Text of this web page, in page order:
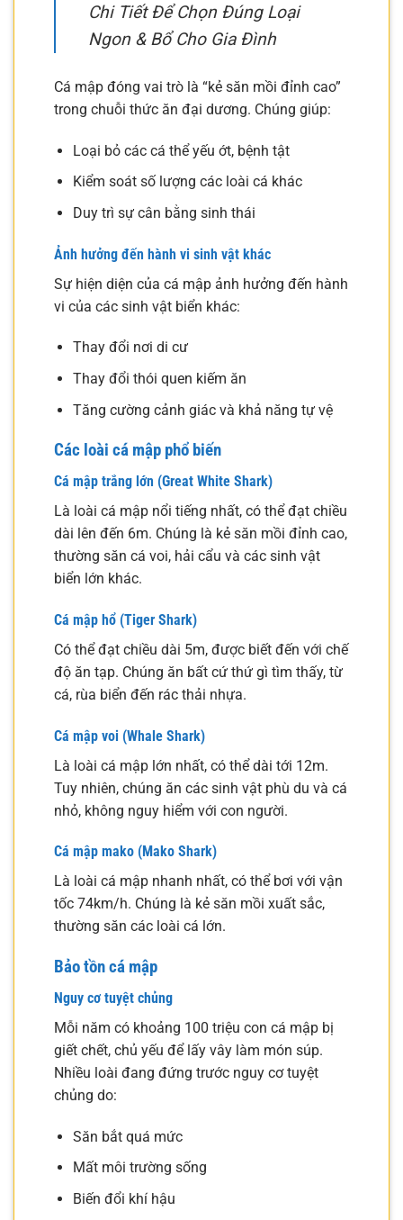
Chi Tiết Để Chọn Đúng Loại
Ngon & Bổ Cho Gia Đình
Cá mập đóng vai trò là “kẻ săn mồi đỉnh cao”
trong chuỗi thức ăn đại dương. Chúng giúp:
Loại bỏ các cá thể yếu ớt, bệnh tật
Kiểm soát số lượng các loài cá khác
Duy trì sự cân bằng sinh thái
Ảnh hưởng đến hành vi sinh vật khác
Sự hiện diện của cá mập ảnh hưởng đến hành
vi của các sinh vật biển khác:
Thay đổi nơi di cư
Thay đổi thói quen kiếm ăn
Tăng cường cảnh giác và khả năng tự vệ
Các loài cá mập phổ biến
Cá mập trắng lớn (Great White Shark)
Là loài cá mập nổi tiếng nhất, có thể đạt chiều
dài lên đến 6m. Chúng là kẻ săn mồi đỉnh cao,
thường săn cá voi, hải cẩu và các sinh vật
biển lớn khác.
Cá mập hổ (Tiger Shark)
Có thể đạt chiều dài 5m, được biết đến với chế
độ ăn tạp. Chúng ăn bất cứ thứ gì tìm thấy, từ
cá, rùa biển đến rác thải nhựa.
Cá mập voi (Whale Shark)
Là loài cá mập lớn nhất, có thể dài tới 12m.
Tuy nhiên, chúng ăn các sinh vật phù du và cá
nhỏ, không nguy hiểm với con người.
Cá mập mako (Mako Shark)
Là loài cá mập nhanh nhất, có thể bơi với vận
tốc 74km/h. Chúng là kẻ săn mồi xuất sắc,
thường săn các loài cá lớn.
Bảo tồn cá mập
Nguy cơ tuyệt chủng
Mỗi năm có khoảng 100 triệu con cá mập bị
giết chết, chủ yếu để lấy vây làm món súp.
Nhiều loài đang đứng trước nguy cơ tuyệt
chủng do:
Săn bắt quá mức
Mất môi trường sống
Biến đổi khí hậu